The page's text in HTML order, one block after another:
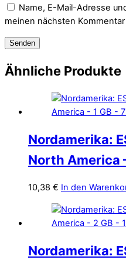
Name, E-Mail-Adresse
meinen nächsten
Ähnliche Produkte
Nordamerika:
North America
10,38 € In den
Nordamerika: